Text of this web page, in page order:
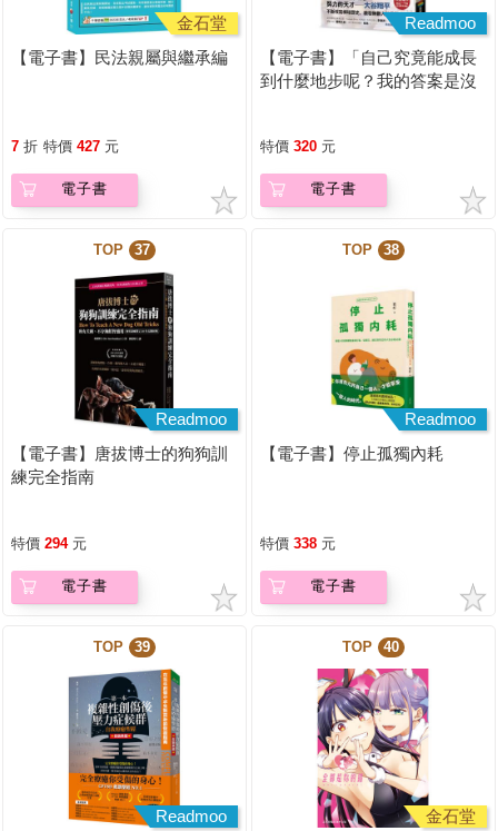
金石堂
【電子書】民法親屬與繼承編
7 折 特價 427 元
電子書
Readmoo
【電子書】「自己究竟能成長
到什麼地步呢？我的答案是沒
特價 320 元
電子書
TOP 37
Readmoo
【電子書】唐拔博士的狗狗訓
練完全指南
特價 294 元
電子書
TOP 38
Readmoo
【電子書】停止孤獨內耗
特價 338 元
電子書
TOP 39
Readmoo
TOP 40
金石堂